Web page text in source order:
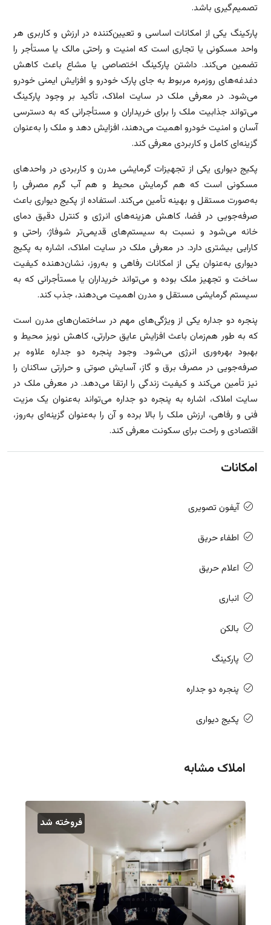
تصمیم‌گیری باشد.
پارکینگ یکی از امکانات اساسی و تعیین‌کننده در ارزش و کاربری هر
واحد مسکونی یا تجاری است که امنیت و راحتی مالک یا مستأجر را
تضمین می‌کند. داشتن پارکینگ اختصاصی یا مشاع باعث کاهش
دغدغه‌های روزمره مربوط به جای پارک خودرو و افزایش ایمنی خودرو
می‌شود. در معرفی ملک در سایت املاک، تأکید بر وجود پارکینگ
می‌تواند جذابیت ملک را برای خریداران و مستأجرانی که به دسترسی
آسان و امنیت خودرو اهمیت می‌دهند، افزایش دهد و ملک را به‌عنوان
گزینه‌ای کامل و کاربردی معرفی کند.
پکیج دیواری یکی از تجهیزات گرمایشی مدرن و کاربردی در واحدهای
مسکونی است که هم گرمایش محیط و هم آب گرم مصرفی را
به‌صورت مستقل و بهینه تأمین می‌کند. استفاده از پکیج دیواری باعث
صرفه‌جویی در فضا، کاهش هزینه‌های انرژی و کنترل دقیق دمای
خانه می‌شود و نسبت به سیستم‌های قدیمی‌تر شوفاژ، راحتی و
کارایی بیشتری دارد. در معرفی ملک در سایت املاک، اشاره به پکیج
دیواری به‌عنوان یکی از امکانات رفاهی و به‌روز، نشان‌دهنده کیفیت
ساخت و تجهیز ملک بوده و می‌تواند خریداران یا مستأجرانی که به
سیستم گرمایشی مستقل و مدرن اهمیت می‌دهند، جذب کند.
پنجره دو جداره یکی از ویژگی‌های مهم در ساختمان‌های مدرن است
که به طور هم‌زمان باعث افزایش عایق حرارتی، کاهش نویز محیط و
بهبود بهره‌وری انرژی می‌شود. وجود پنجره دو جداره علاوه بر
صرفه‌جویی در مصرف برق و گاز، آسایش صوتی و حرارتی ساکنان را
نیز تأمین می‌کند و کیفیت زندگی را ارتقا می‌دهد. در معرفی ملک در
سایت املاک، اشاره به پنجره دو جداره می‌تواند به‌عنوان یک مزیت
فنی و رفاهی، ارزش ملک را بالا برده و آن را به‌عنوان گزینه‌ای به‌روز،
اقتصادی و راحت برای سکونت معرفی کند.
امکانات
آیفون تصویری
اطفاء حریق
اعلام حریق
انباری
بالکن
پارکینگ
پنجره دو جداره
پکیج دیواری
املاک مشابه
فروخته شد